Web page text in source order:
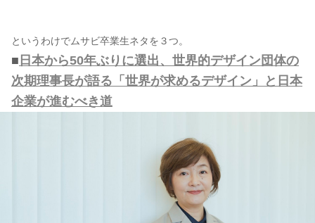
というわけでムサビ卒業生ネタを３つ。
■ 日本から50年ぶりに選出、世界的デザイン団体の
次期理事長が語る「世界が求めるデザイン」と日本
企業が進むべき道